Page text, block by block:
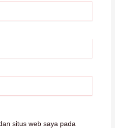
situs web saya pada